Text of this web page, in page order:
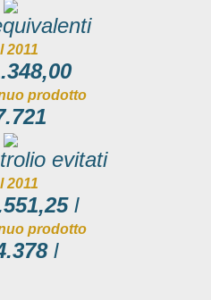
2011
prodotto
evitati
2011
l
prodotto
l